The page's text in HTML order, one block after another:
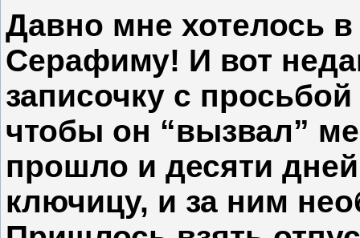
Давно мне хотелось
Серафиму! И вот
записочку с
чтобы он “вызвал”
прошло и десяти
ключицу, и за ним